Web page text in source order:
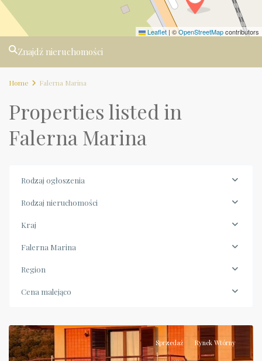
Leaflet | ©OpenStreetMapcontributors
Znajdź nieruchomości
Home Falerna Marina
Properties listed in
Falerna Marina
Rodzaj ogłoszenia
Rodzaj nieruchomości
Kraj
Falerna Marina
Region
Cena malejąco
Sprzedaż Rynek Wtórny